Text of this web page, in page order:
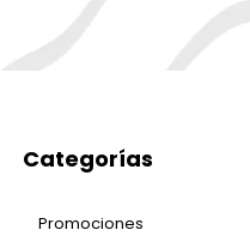
Categorías
Promociones